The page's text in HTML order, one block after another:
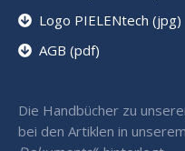
Logo PIELENtech (jpg)
AGB (pdf)
Die Handbücher zu
bei den Artiklen in unserem